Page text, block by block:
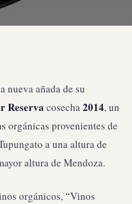
nueva añada de su
Reserva cosecha 2014, un
orgánicas provenientes de
a una altura de
altura de Mendoza.
orgánicos, “Vinos